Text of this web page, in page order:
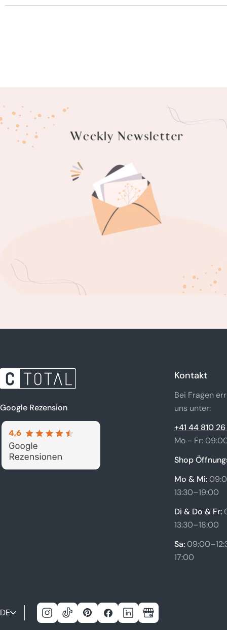
Google Rezension
Kontakt
Bei Fragen
uns unter:
+41 44 810
Mo - Fr:
Shop
Mo & Mi:
13:30–19:00
Di & Do & Fr:
13:30–18:00
Sa:
17:00
S
DE
Instagram
Tick
PinterestFacebook
LinkedinGoogle